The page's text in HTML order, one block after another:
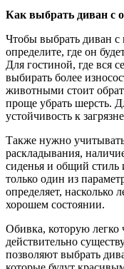
Как выбрать диван с
Чтобы выбрать диван с
определите, где он
Для гостиной, где вся
выбирать более
животными стоит
проще убрать шерсть.
устойчивость к
Также нужно
раскладывания,
сиденья и общий стиль
только один из
определяет, насколько
хорошем состоянии.
Обивка, которую легко
действительно
позволяют выбрать